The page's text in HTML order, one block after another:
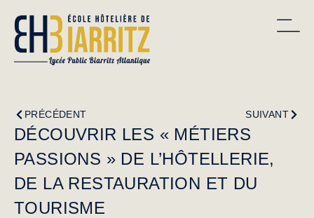
PRÉCÉDENT SUIVANT
DÉCOUVRIR LES « MÉTIERS
PASSIONS » DE L’HÔTELLERIE,
DE LA RESTAURATION ET DU
TOURISME